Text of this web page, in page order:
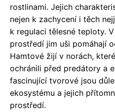
rostlinami. Jejich
nejen k zachycení i těch
k regulaci tělesné teploty.
prostředí jim uši pomáhají
Hamtové žijí v norách,
ochránili před predátory a
fascinující tvorové jsou
ekosystému a jejich
prostředí.